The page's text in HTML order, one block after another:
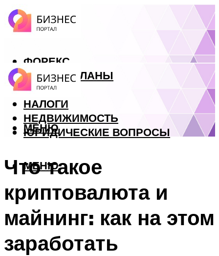
ФОРЕКС
БИЗНЕС ПЛАНЫ
КРЕДИТЫ
НАЛОГИ
НЕДВИЖИМОСТЬ
ЮРИДИЧЕСКИЕ ВОПРОСЫ
МЕНЮ
МЕНЮ
Что такое
криптовалюта и
майнинг: как на этом
заработать